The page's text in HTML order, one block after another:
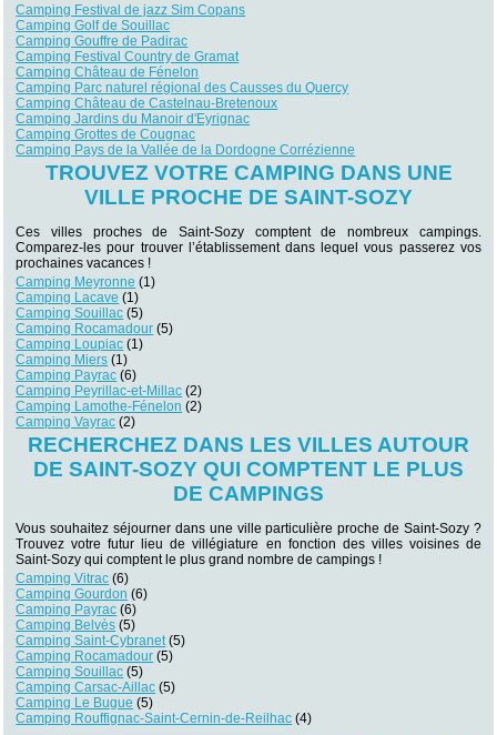
Camping Festival de jazz Sim Copans
Camping Golf de Souillac
Camping Gouffre de Padirac
Camping Festival Country de Gramat
Camping Château de Fénelon
Camping Parc naturel régional des Causses du Quercy
Camping Château de Castelnau-Bretenoux
Camping Jardins du Manoir d'Eyrignac
Camping Grottes de Cougnac
Camping Pays de la Vallée de la Dordogne Corrézienne
TROUVEZ VOTRE CAMPING DANS UNE
VILLE PROCHE DE SAINT-SOZY
Ces villes proches de Saint-Sozy comptent de nombreux campings.
Comparez-les pour trouver l’établissement dans lequel vous passerez vos
prochaines vacances !
Camping Meyronne (1)
Camping Lacave (1)
Camping Souillac (5)
Camping Rocamadour (5)
Camping Loupiac (1)
Camping Miers (1)
Camping Payrac (6)
Camping Peyrillac-et-Millac (2)
Camping Lamothe-Fénelon (2)
Camping Vayrac (2)
RECHERCHEZ DANS LES VILLES AUTOUR
DE SAINT-SOZY QUI COMPTENT LE PLUS
DE CAMPINGS
Vous souhaitez séjourner dans une ville particulière proche de Saint-Sozy ?
Trouvez votre futur lieu de villégiature en fonction des villes voisines de
Saint-Sozy qui comptent le plus grand nombre de campings !
Camping Vitrac (6)
Camping Gourdon (6)
Camping Payrac (6)
Camping Belvès (5)
Camping Saint-Cybranet (5)
Camping Rocamadour (5)
Camping Souillac (5)
Camping Carsac-Aillac (5)
Camping Le Bugue (5)
Camping Rouffignac-Saint-Cernin-de-Reilhac (4)